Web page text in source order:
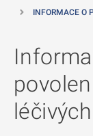
INFORMACE O